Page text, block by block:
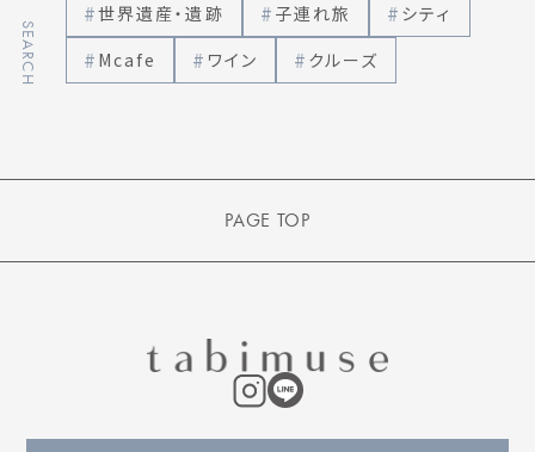
SEARCH
世界遺産・遺跡
子連れ旅
シティ
Mcafe
ワイン クルーズ
PAGE TOP